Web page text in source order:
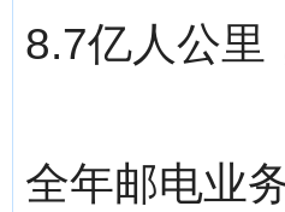
8.7亿人公里
全年邮电业